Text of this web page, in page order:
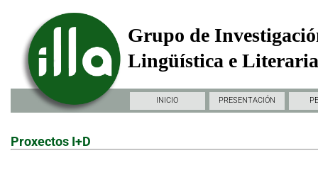
Grupo de
Lingüística e
INICIO PRESENTACIÓN
Proxectos I+D